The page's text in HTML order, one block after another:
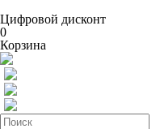
Цифровой дисконт
0
Корзина